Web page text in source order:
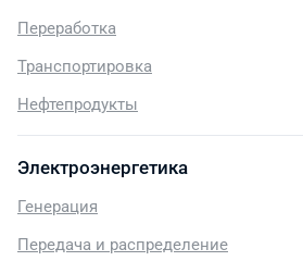
Переработка
Транспортировка
Нефтепродукты
Электроэнергетика
Генерация
Передача и распределение